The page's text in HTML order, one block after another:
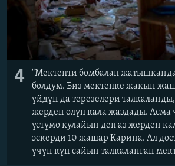
4
"Мектепти бомбалап
болдум. Биз мектепке жакын
үйдүн да терезелери
жерден өлүп кала жаздады.
үстүмө кулайын деп аз жерден
эскерди 10 жашар Карина. Ал
үчүн күн сайын талкаланган